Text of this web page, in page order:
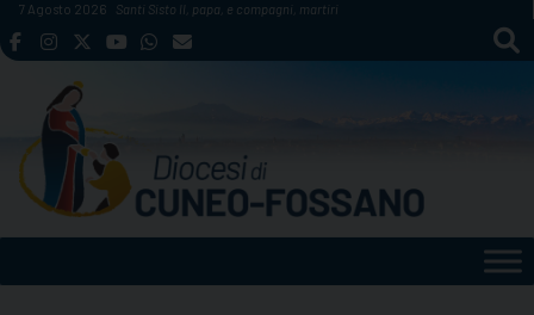
Skip
to
7 Agosto 2026 Santi Sisto II, papa, e compagni, martiri